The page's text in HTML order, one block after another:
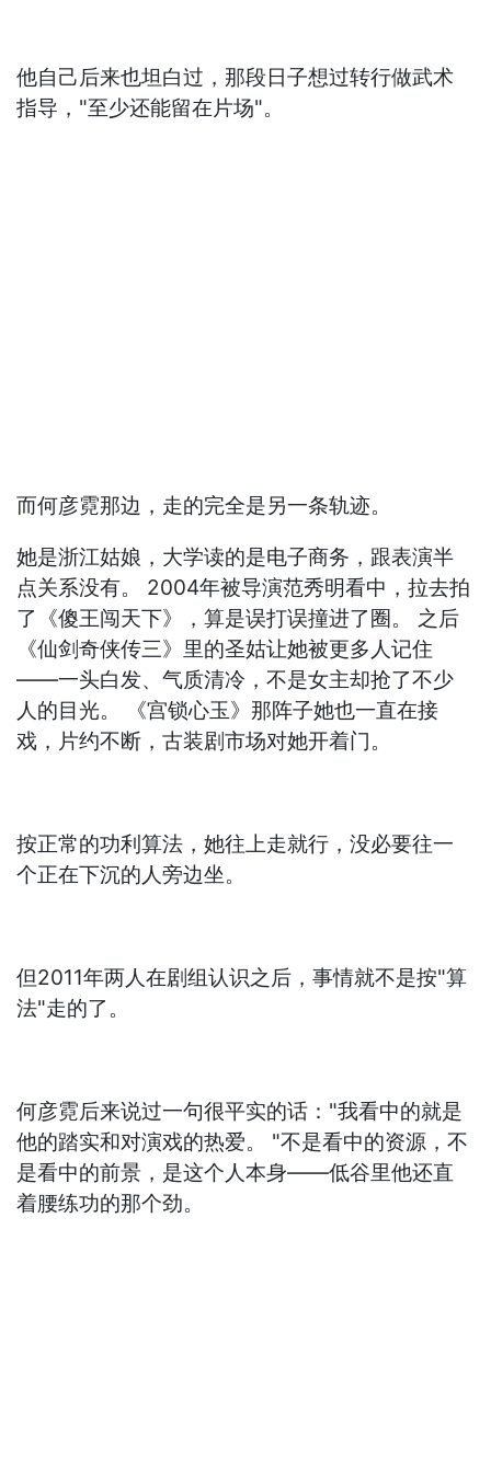
他自己后来也坦白过，那段日子想过转行做武术
指导，"至少还能留在片场"。
而何彦霓那边，走的完全是另一条轨迹。
她是浙江姑娘，大学读的是电子商务，跟表演半
点关系没有。 2004年被导演范秀明看中，拉去拍
了《傻王闯天下》，算是误打误撞进了圈。 之后
《仙剑奇侠传三》里的圣姑让她被更多人记住
——一头白发、气质清冷，不是女主却抢了不少
人的目光。 《宫锁心玉》那阵子她也一直在接
戏，片约不断，古装剧市场对她开着门。
按正常的功利算法，她往上走就行，没必要往一
个正在下沉的人旁边坐。
但2011年两人在剧组认识之后，事情就不是按"算
法"走的了。
何彦霓后来说过一句很平实的话："我看中的就是
他的踏实和对演戏的热爱。 "不是看中的资源，不
是看中的前景，是这个人本身——低谷里他还直
着腰练功的那个劲。